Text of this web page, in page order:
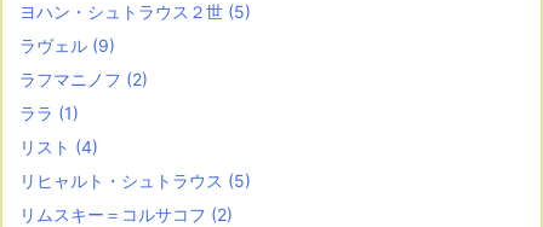
ヨハン・シュトラウス２世 (5)
ラヴェル (9)
ラフマニノフ (2)
ララ (1)
リスト (4)
リヒャルト・シュトラウス (5)
リムスキー＝コルサコフ (2)